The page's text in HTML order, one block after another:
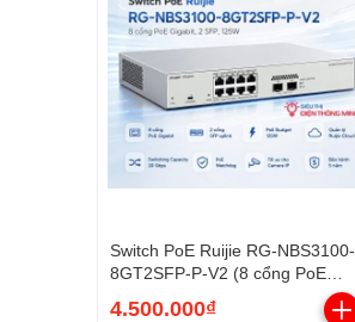
Switch PoE Ruijie RG-NBS3100-
8GT2SFP-P-V2 (8 cổng PoE
4.500.000₫